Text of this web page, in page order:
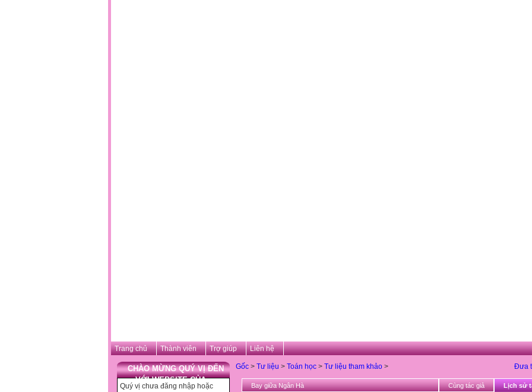
Trang chủ Thành viên Trợ giúp Liên hệ
CHÀO MỪNG QUÝ VỊ ĐẾN
VỚI WEBSITE CỦA ...
Quý vị chưa đăng nhập hoặc
Đưa
Gốc > Tư liệu > Toán học > Tư liệu tham khảo >
Bay giữa Ngân Hà Cùng tác giả Lịch sử